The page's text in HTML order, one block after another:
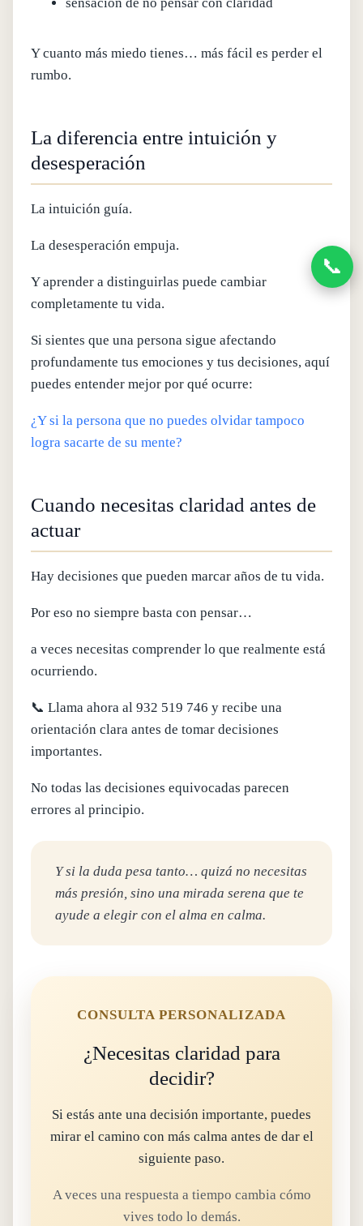
sensación de no pensar con claridad
Y cuanto más miedo tienes… más fácil es perder el
rumbo.
La diferencia entre intuición y
desesperación
La intuición guía.
La desesperación empuja.
Y aprender a distinguirlas puede cambiar
completamente tu vida.
Si sientes que una persona sigue afectando
profundamente tus emociones y tus decisiones, aquí
puedes entender mejor por qué ocurre:
¿Y si la persona que no puedes olvidar tampoco
logra sacarte de su mente?
Cuando necesitas claridad antes de
actuar
Hay decisiones que pueden marcar años de tu vida.
Por eso no siempre basta con pensar…
a veces necesitas comprender lo que realmente está
ocurriendo.
📞 Llama ahora al 932 519 746 y recibe una
orientación clara antes de tomar decisiones
importantes.
No todas las decisiones equivocadas parecen
errores al principio.
Y si la duda pesa tanto… quizá no necesitas
más presión, sino una mirada serena que te
ayude a elegir con el alma en calma.
CONSULTA PERSONALIZADA
¿Necesitas claridad para
decidir?
Si estás ante una decisión importante, puedes
mirar el camino con más calma antes de dar el
siguiente paso.
A veces una respuesta a tiempo cambia cómo
vives todo lo demás.
📞